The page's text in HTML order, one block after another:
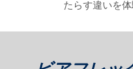
たらす違いを体